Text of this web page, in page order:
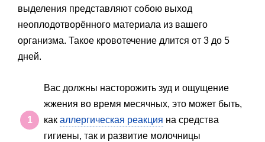
выделения представляют собою выход
неоплодотворённого материала из вашего
организма. Такое кровотечение длится от 3 до 5
дней.
Вас должны насторожить зуд и ощущение
жжения во время месячных, это может быть,
как аллергическая реакция на средства
гигиены, так и развитие молочницы